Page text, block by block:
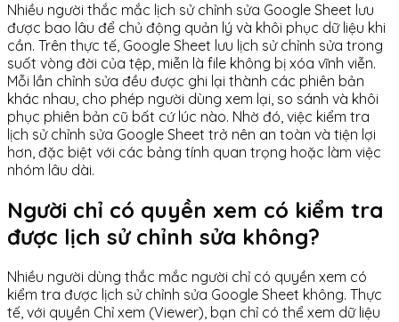
Nhiều người thắc mắc lịch sử chỉnh sửa Google Sheet lưu
được bao lâu để chủ động quản lý và khôi phục dữ liệu khi
cần. Trên thực tế, Google Sheet lưu lịch sử chỉnh sửa trong
suốt vòng đời của tệp, miễn là file không bị xóa vĩnh viễn.
Mỗi lần chỉnh sửa đều được ghi lại thành các phiên bản
khác nhau, cho phép người dùng xem lại, so sánh và khôi
phục phiên bản cũ bất cứ lúc nào. Nhờ đó, việc kiểm tra
lịch sử chỉnh sửa Google Sheet trở nên an toàn và tiện lợi
hơn, đặc biệt với các bảng tính quan trọng hoặc làm việc
nhóm lâu dài.
Người chỉ có quyền xem có kiểm tra
được lịch sử chỉnh sửa không?
Nhiều người dùng thắc mắc người chỉ có quyền xem có
kiểm tra được lịch sử chỉnh sửa Google Sheet không. Thực
tế, với quyền Chỉ xem (Viewer), bạn chỉ có thể xem dữ liệu